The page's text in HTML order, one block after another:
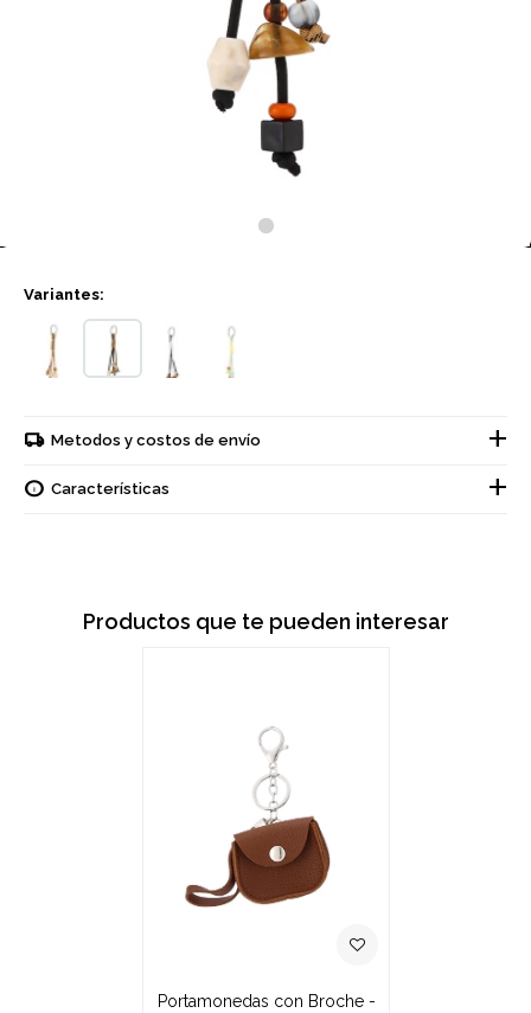
Variantes:
Metodos y costos de envío
Características
Productos que te pueden interesar
Portamonedas con Broche -